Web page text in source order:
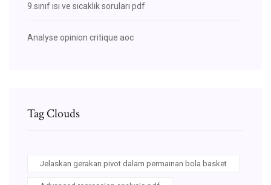
9.sınıf ısı ve sıcaklık soruları pdf
Analyse opinion critique aoc
Tag Clouds
Jelaskan gerakan pivot dalam permainan bola basket